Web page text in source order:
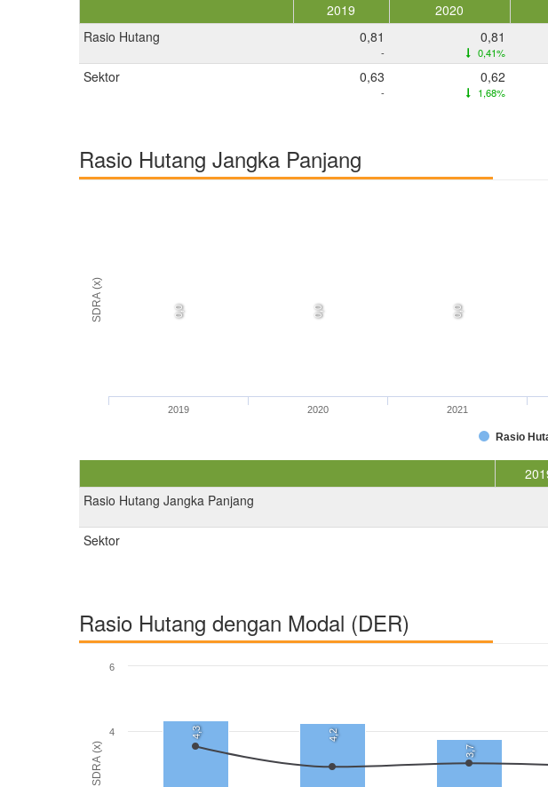
2019 2020
Rasio Hutang
0,81
-
0,81
0,41%
Sektor 0,63
-
0,62
1,68%
Rasio Hutang Jangka Panjang
SDRA (x) 0,0 0,0 0,0
Rasio
2019 2020 2021
Rasio Hutang Jangka Panjang
Sektor
Rasio Hutang dengan Modal (DER)
SDRA (x)
4,3
4,2
3,7
4
6